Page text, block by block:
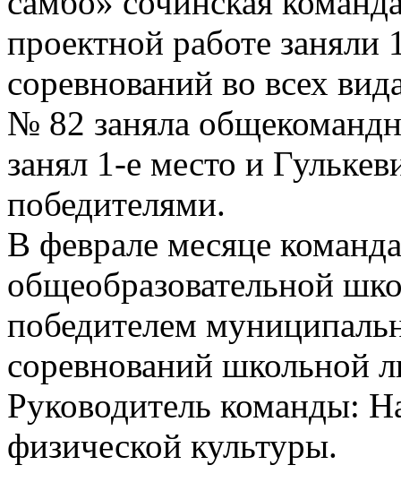
проектной работе заняли
соревнований во всех
№ 82 заняла
занял 1-е место и
победителями.
В феврале месяце
общеобразовательной
победителем
соревнований школьной
Руководитель команды:
физической культуры.